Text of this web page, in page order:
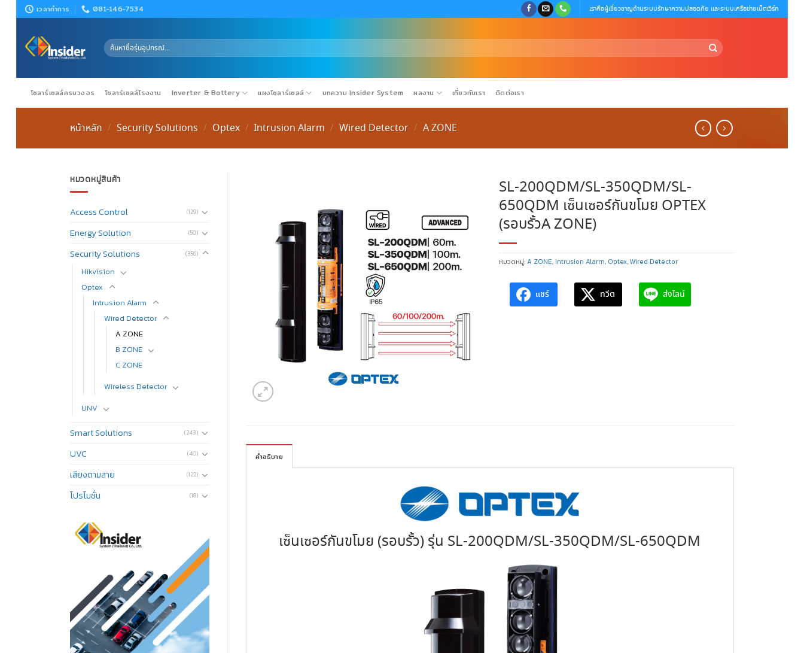
Skip
to
เวลาทำการ 081-146-7534 เราคือผู้เชี่ยวชาญด้านระบบรักษาความปลอดภัย และระบบเครือข่ายเน็ตเวิร์ก
ค้นหา:
โซลาร์เซลล์ครบวงจร โซลาร์เซลล์โรงงาน Inverter & Battery แผงโซลาร์เซลล์ บทความ Insider System ผลงาน เกี่ยวกับเรา ติดต่อเรา
หน้าหลัก / Security Solutions / Optex / Intrusion Alarm / Wired Detector / A ZONE
หมวดหมู่สินค้า
Access Control (129)
Energy Solution (50)
Security Solutions (356)
Hikvision
Optex
Intrusion Alarm
Wired Detector
A ZONE
B ZONE
C ZONE
Wireless Detector
UNV
Smart Solutions (243)
UVC (40)
เสียงตามสาย (122)
โปรโมชั่น (18)
SL-200QDM/SL-350QDM/SL-
650QDM เซ็นเซอร์กันขโมย OPTEX
(รอบรั้วA ZONE)
หมวดหมู่:A ZONE, Intrusion Alarm, Optex,Wired Detector
แชร์ ทวีต ส่งไลน์
คำอธิบาย
เซ็นเซอร์กันขโมย (รอบรั้ว) รุ่น SL-200QDM/SL-350QDM/SL-650QDM